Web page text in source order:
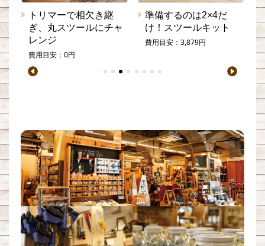
トリマーで相欠き継
ぎ、丸スツールにチャ
レンジ
費用目安：0円
準備するのは2×4だ
け！スツールキット
費用目安：3,879円